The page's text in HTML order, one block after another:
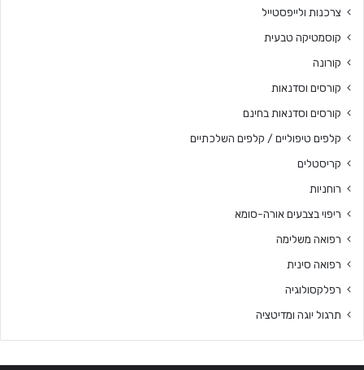
צרכנות ולייפסטייל
קוסמטיקה טבעית
קורונה
קורסים וסדנאות
קורסים וסדנאות בחינם
קלפים טיפוליים / קלפים השלכתיים
קריסטלים
רוחניות
ריפוי בצבעים אורה-סומא
רפואה משלימה
רפואה סינית
רפלקסולוגיה
תרגול יוגה ומדיטציה